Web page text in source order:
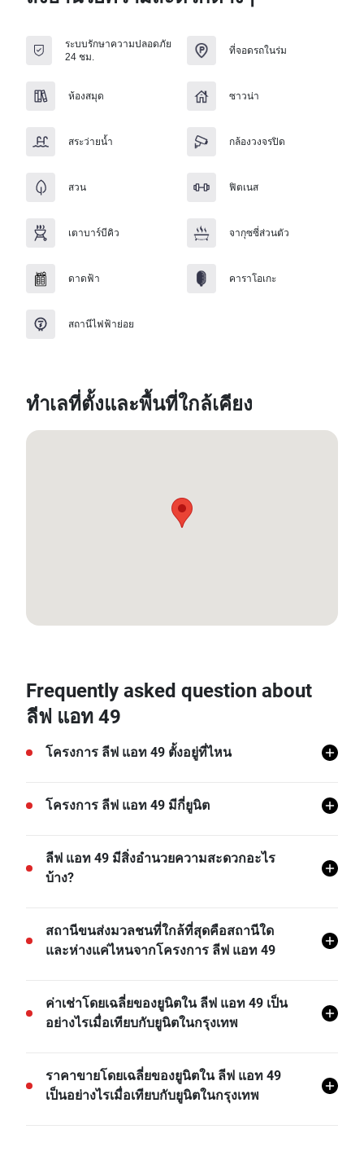
ระบบรักษาความปลอดภัย
24 ชม.
ที่จอดรถในร่ม
ห้องสมุด ซาวน่า
สระว่ายน้ำ กล้องวงจรปิด
สวน ฟิตเนส
เตาบาร์บีคิว จากุซซี่ส่วนตัว
ดาดฟ้า คาราโอเกะ
สถานีไฟฟ้าย่อย
ทำเลที่ตั้งและพื้นที่ใกล้เคียง
Frequently asked question about
ลีฟ แอท 49
โครงการ ลีฟ แอท 49 ตั้งอยู่ที่ไหน
โครงการ ลีฟ แอท 49 ตั้งอยู่ที่คลองตันเหนือ, วัฒนา,
โครงการ ลีฟ แอท 49 มีกี่ยูนิต
โครงการ ลีฟ แอท 49 มีทั้งหมด 183 ยูนิต
ลีฟ แอท 49 มีสิ่งอำนวยความสะดวกอะไร
บ้าง?
ลีฟ แอท 49 มีสิ่งอำนวยความสะดวกต่างๆ มากมาย เช่น
ระบบรักษาความปลอดภัย 24 ชม, ลานจอดรถในร่ม,
สวน, มุมฟิตเนส, เตาบาร์บีคิว, จากุซซี่, สกายเลานจ์,
คาราโอเกะ, สถานีไฟฟ้าย่อย, และอีกมายมาย
สถานีขนส่งมวลชนที่ใกล้ที่สุดคือสถานีใด
และห่างแค่ไหนจากโครงการ ลีฟ แอท 49
BTS ทองหล่อ คือสถานีขนส่งที่ใกล้ที่สุดจากโครงการ
ลีฟ แอท 49 และอยู่ห่างไปประมาณ 0.58 กม.
ค่าเช่าโดยเฉลี่ยของยูนิตใน ลีฟ แอท 49 เป็น
อย่างไรเมื่อเทียบกับยูนิตในกรุงเทพ
- ค่าเช่าของยูนิต 1 ห้องนอนในโครงการ ลีฟ แอท 49
โดยเฉลี่ยแล้วจะอยู่ที่เรท 12.50% ต่ำกว่าค่าเช่าของยูนิต
ราคาขายโดยเฉลี่ยของยูนิตใน ลีฟ แอท 49
เป็นอย่างไรเมื่อเทียบกับยูนิตในกรุงเทพ